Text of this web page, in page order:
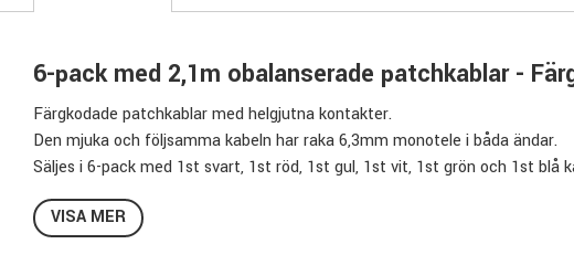
6-pack med 2,1m obalanserade patchkablar -
Färgkodade patchkablar med helgjutna kontakter.
Den mjuka och följsamma kabeln har raka 6,3mm monotele i båda ändar.
Säljes i 6-pack med 1st svart, 1st röd, 1st gul, 1st vit, 1st grön och 1st blå
Specifikationer CPMS-7:
VISA MER